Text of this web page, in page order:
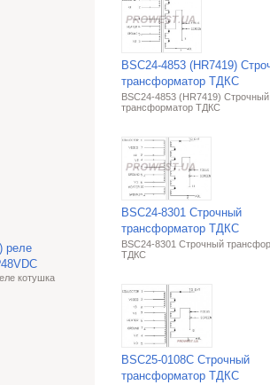
реле
котушка
BSC24-4853 (HR7419)
трансформатор ТДКС
BSC24-4853 (HR7419) Строчный
трансформатор ТДКС
BSC24-8301 Строчный
трансформатор ТДКС
BSC24-8301 Строчный
ТДКС
BSC25-0108C Строчный
трансформатор ТДКС